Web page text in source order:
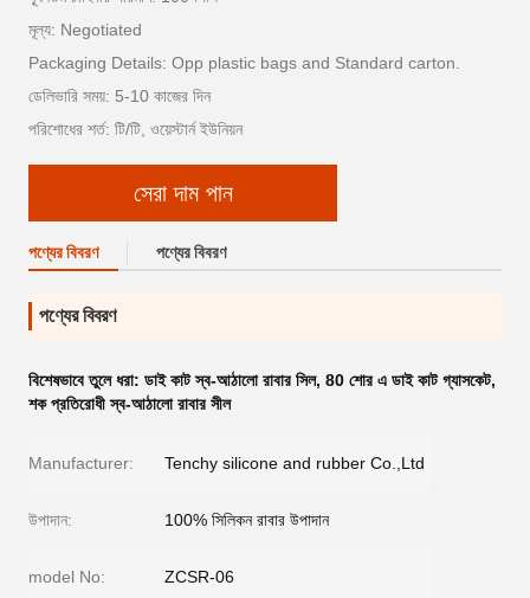
মূল্য: Negotiated
Packaging Details: Opp plastic bags and Standard carton.
ডেলিভারি সময়: 5-10 কাজের দিন
পরিশোধের শর্ত: টি/টি, ওয়েস্টার্ন ইউনিয়ন
সেরা দাম পান
পণ্যের বিবরণ পণ্যের বিবরণ
পণ্যের বিবরণ
বিশেষভাবে তুলে ধরা: ডাই কাট স্ব-আঠালো রাবার সিল, 80 শোর এ ডাই কাট গ্যাসকেট,
শক প্রতিরোধী স্ব-আঠালো রাবার সীল
Manufacturer: Tenchy silicone and rubber Co.,Ltd
উপাদান: 100% সিলিকন রাবার উপাদান
model No: ZCSR-06